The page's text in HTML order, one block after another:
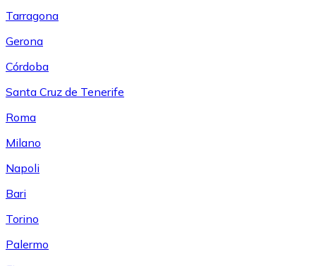
Tarragona
Gerona
Córdoba
Santa Cruz de Tenerife
Roma
Milano
Napoli
Bari
Torino
Palermo